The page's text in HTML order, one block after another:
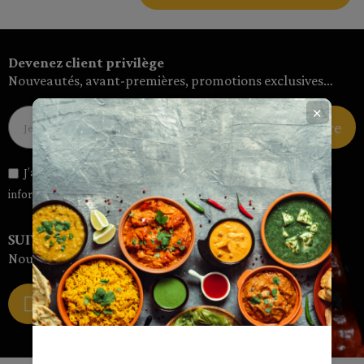
Devenez client privilège
Nouveautés, avant-premières, promotions exclusives…
Devenir membre
J’autorise l'utilisation de mon email pour m’envoyer des
informations et des offres personnalisées
SUIVEZ-NOUS SUR LES RÉSEAUX
Nouveautés, avant-premières, promotions exclusives…
✕